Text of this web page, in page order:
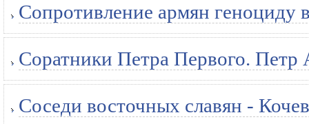
Сопротивление армян геноциду
Соратники Петра Первого. Петр
Соседи восточных славян -